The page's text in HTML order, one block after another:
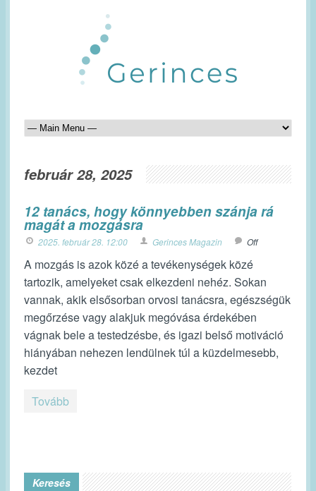
február 28, 2025
12 tanács, hogy könnyebben szánja rá
magát a mozgásra
2025. február 28. 12:00 Gerinces Magazin Off
A mozgás is azok közé a tevékenységek közé
tartozik, amelyeket csak elkezdeni nehéz. Sokan
vannak, akik elsősorban orvosi tanácsra, egészségük
megőrzése vagy alakjuk megóvása érdekében
vágnak bele a testedzésbe, és igazi belső motiváció
hiányában nehezen lendülnek túl a küzdelmesebb,
kezdet
Tovább
Keresés